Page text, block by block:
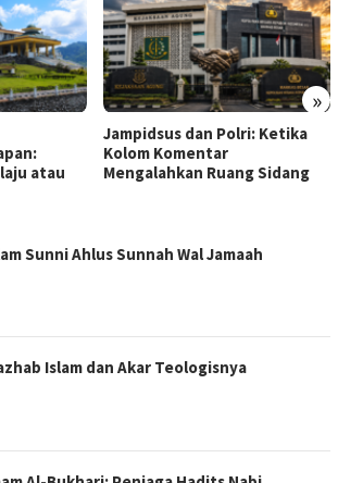
»
atau
Jampidsus dan Polri: Ketika
Kolom Komentar
Mengalahkan Ruang Sidang
Sunni Ahlus Sunnah Wal Jamaah
Islam dan Akar Teologisnya